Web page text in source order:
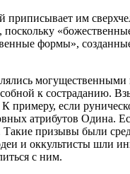
им
формы»,
к состраданию.
примеру, если
атрибутов
призывы были
и оккультисты шли
с ним.